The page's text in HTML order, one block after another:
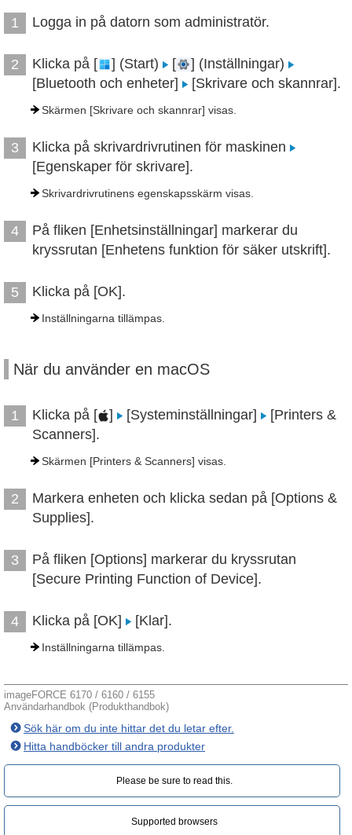
1 Logga in på datorn som administratör.
2 Klicka på [ ] (Start) [
] (Inställningar)
[Bluetooth och enheter]
[Skrivare och skannrar].
Skärmen [Skrivare och skannrar] visas.
3
Klicka på skrivardrivrutinen för maskinen
[Egenskaper för skrivare].
Skrivardrivrutinens egenskapsskärm visas.
4
På fliken [Enhetsinställningar] markerar du
kryssrutan [Enhetens funktion för säker utskrift].
5 Klicka på [OK].
Inställningarna tillämpas.
När du använder en macOS
1 Klicka på [ ] [Systeminställningar]
[Printers &
Scanners].
Skärmen [Printers & Scanners] visas.
2
Markera enheten och klicka sedan på [Options &
Supplies].
3
På fliken [Options] markerar du kryssrutan
[Secure Printing Function of Device].
4 Klicka på [OK] [Klar].
Inställningarna tillämpas.
imageFORCE 6170 / 6160 / 6155
Användarhandbok (Produkthandbok)
Sök här om du inte hittar det du letar efter.
Hitta handböcker till andra produkter
Please be sure to read this.‎
Supported browsers